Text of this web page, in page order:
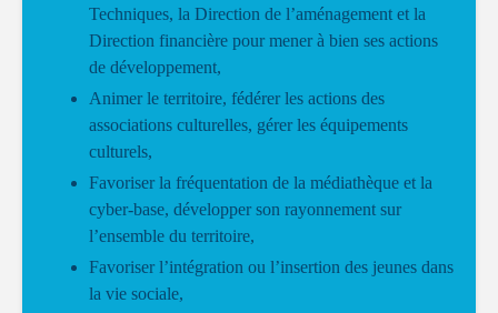
Techniques, la Direction de l’aménagement et la
Direction financière pour mener à bien ses actions
de développement,
Animer le territoire, fédérer les actions des
associations culturelles, gérer les équipements
culturels,
Favoriser la fréquentation de la médiathèque et la
cyber-base, développer son rayonnement sur
l’ensemble du territoire,
Favoriser l’intégration ou l’insertion des jeunes dans
la vie sociale,